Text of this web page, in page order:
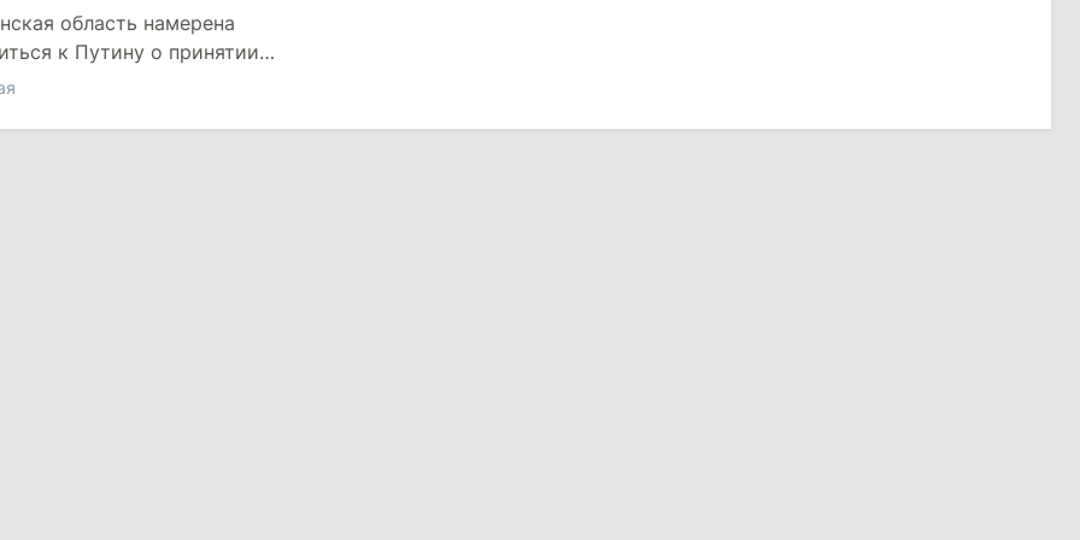
область намерена
к Путину о принятии
в состав России